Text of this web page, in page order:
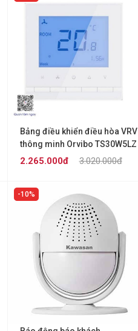
Bảng điều khiển điều hòa VRV
thông minh Orvibo TS30W5LZ
3.020.000đ
2.265.000đ
10%